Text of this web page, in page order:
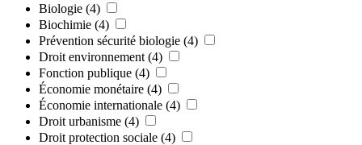
Biologie (4)
Biochimie (4)
Prévention sécurité biologie (4)
Droit environnement (4)
Fonction publique (4)
Économie monétaire (4)
Économie internationale (4)
Droit urbanisme (4)
Droit protection sociale (4)